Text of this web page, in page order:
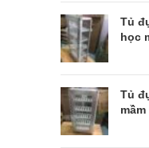
Tủ
học
Tủ